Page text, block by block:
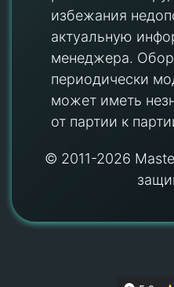
избежания
актуальную
менеджера.
периодически
может иметь
от партии к
© 2011-2026